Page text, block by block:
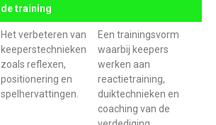
de training
Het verbeteren van
keeperstechnieken
zoals reflexen,
positionering en
spelhervattingen.
Een trainingsvorm
waarbij keepers
werken aan
reactietraining,
duiktechnieken en
coaching van de